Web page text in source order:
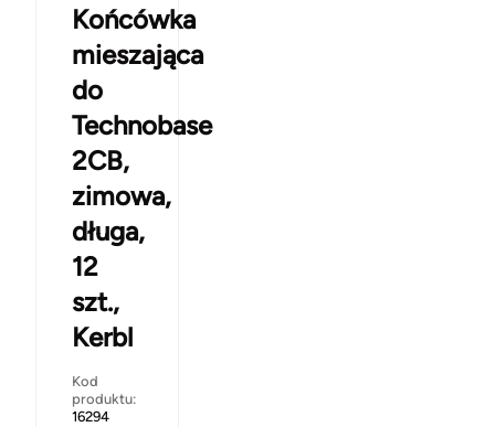
Końcówka
mieszająca
do
Technobase
2CB,
zimowa,
długa,
12
szt.,
Kerbl
Kod
produktu:
16294